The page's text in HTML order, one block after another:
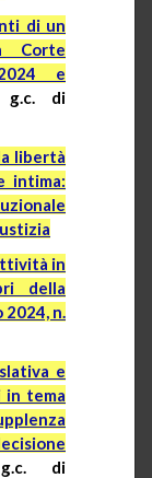
di un
Corte
e
di
libertà
intima:
in
della
2024, n.
e
in tema
di